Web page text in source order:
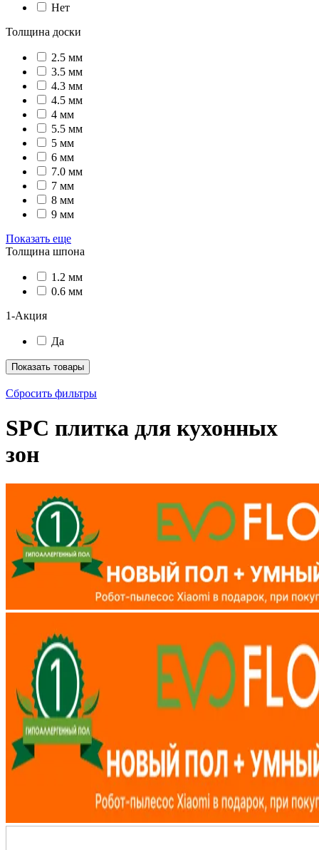
Нет
Толщина доски
2.5 мм
3.5 мм
4.3 мм
4.5 мм
4 мм
5.5 мм
5 мм
6 мм
7.0 мм
7 мм
8 мм
9 мм
Показать еще
Толщина шпона
1.2 мм
0.6 мм
1-Акция
Да
Показать товары
Сбросить фильтры
SPC плитка для кухонных
зон